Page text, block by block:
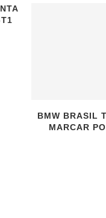
BMW BRASIL
MARCAR